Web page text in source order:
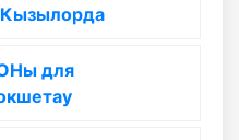
Кызылорда
для